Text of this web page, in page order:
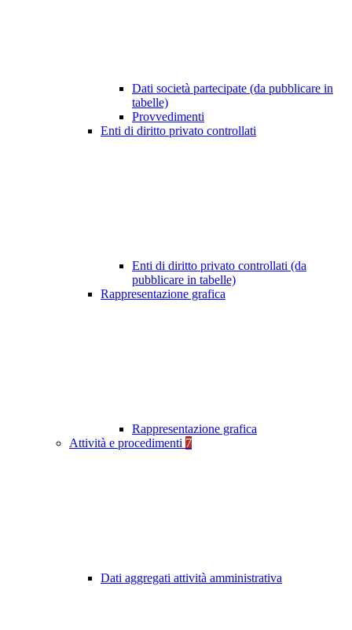
Dati società partecipate (da pubblicare in
tabelle)
Provvedimenti
Enti di diritto privato controllati
Enti di diritto privato controllati (da
pubblicare in tabelle)
Rappresentazione grafica
Rappresentazione grafica
Attività e procedimenti 7
Dati aggregati attività amministrativa